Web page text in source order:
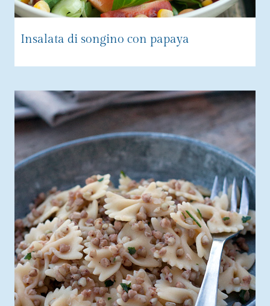
Insalata di songino con papaya